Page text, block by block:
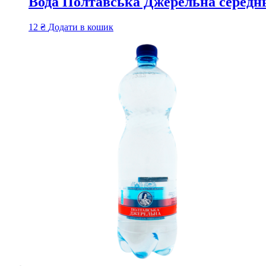
12 ₴ Додати в кошик